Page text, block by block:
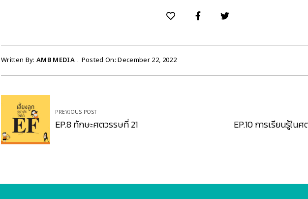
Written By: AMB MEDIA Posted On: December 22, 2022
Post
navigationPREVIOUS POST
EP.8 ทักษะศตวรรษที่ 21 EP.10 การเรียนรู้ใน